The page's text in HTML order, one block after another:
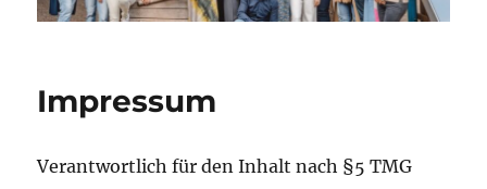
Impressum
Verantwortlich für den Inhalt nach §5 TMG